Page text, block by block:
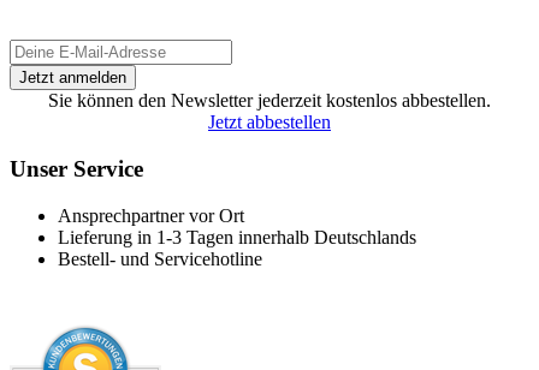
Sie können den Newsletter jederzeit kostenlos abbestellen.
Jetzt abbestellen
Unser Service
Ansprechpartner vor Ort
Lieferung in 1-3 Tagen innerhalb Deutschlands
Bestell- und Servicehotline